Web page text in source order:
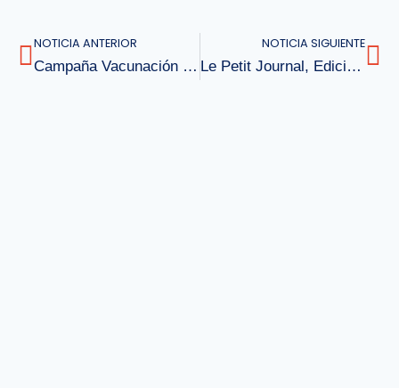
NOTICIA ANTERIOR
Campaña Vacunación Influenza 2023
NOTICIA SIGUIENTE
Le Petit Journal, Edición Especial Mes Del Libro